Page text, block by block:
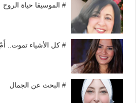
# الموسيقا حياة الروح
# كل الأشياء تموت..
# البحث عن الجمال